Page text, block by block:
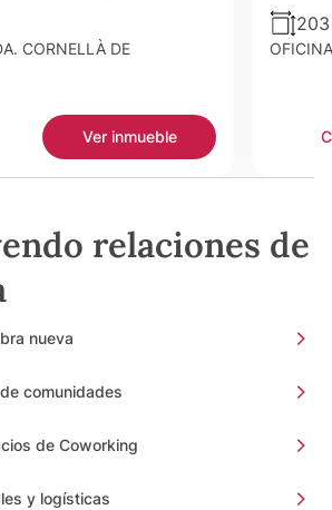
CORNELLÀ DE
Ver inmueble
relaciones de
nueva
comunidades
de Coworking
y logísticas